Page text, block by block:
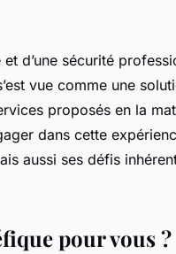
d’une sécurité
vue comme une
proposés en la
dans cette
aussi ses défis
pour vous ?